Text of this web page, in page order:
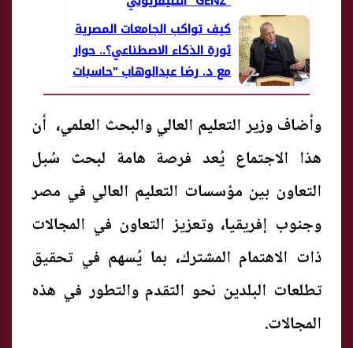
كيف تواكب الجامعات المصرية
ثورة الذكاء الاصطناعي؟.. حوار
مع د. رضا عبدالوهاب "حاسبات
وذكاء اصطناعي القاهرة"
وأضاف وزير التعليم العالي والبحث العلمي، أن
هذا الاجتماع يُعد فرصة هامة لبحث سُبل
التعاون بين مؤسسات التعليم العالي في مصر
وجنوب إفريقيا، وتعزيز التعاون في المجالات
ذات الاهتمام المشترك، بما يُسهم في تحقيق
تطلعات البلدين نحو التقدم والتطور في هذه
المجالات.